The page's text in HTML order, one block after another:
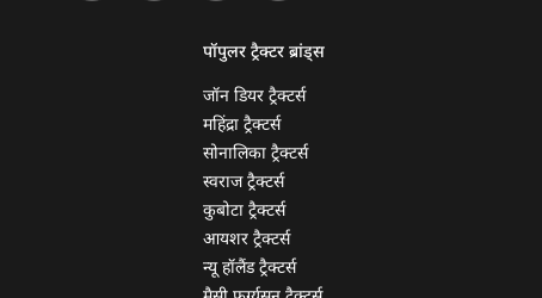
पॉपुलर ट्रैक्टर ब्रांड्स
जॉन डियर ट्रैक्टर्स
महिंद्रा ट्रैक्टर्स
सोनालिका ट्रैक्टर्स
स्वराज ट्रैक्टर्स
कुबोटा ट्रैक्टर्स
आयशर ट्रैक्टर्स
न्यू हॉलैंड ट्रैक्टर्स